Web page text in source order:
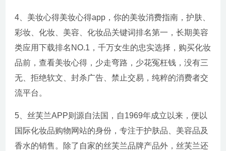
4、美妆心得美妆心得app，你的美妆消费指南，护肤、
彩妆、化妆、美容、化妆品关键词排名第一，长期美容
类应用下载排名NO.1，千万女生的忠实选择，购买化妆
品前，查看美妆心得，少走弯路，少花冤枉钱，没有三
无、拒绝软文、封杀广告、禁止交易，纯粹的消费者交
流平台。
5、丝芙兰APP则源自法国，自1969年成立以来，便以
国际化妆品购物网站的身份，专注于护肤品、美容品及
香水的销售。除了自家的丝芙兰品牌产品外，丝芙兰还